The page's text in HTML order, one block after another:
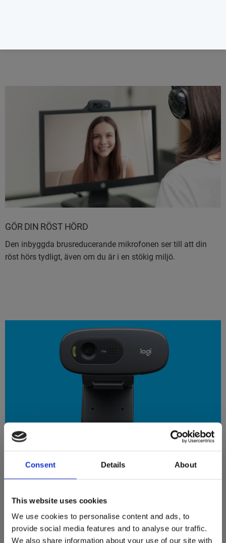
Consent Details About
This website uses cookies
We use cookies to personalise content and ads, to
provide social media features and to analyse our traffic.
We also share information about your use of our site with
GÖR DIN RÖST HÖRD
Den inbyggda brusreducerande mikrofonen ser till att din
röst hörs tydligt, även om du är i en stökig miljö.
VISA DIG FRÅN DIN BÄSTA SIDA
Även om du ringer eller spelar in videosamtalen i ljussvaga
göra bilderna ljusare och mer kontrastrika.